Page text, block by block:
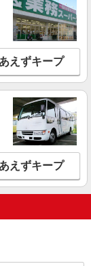
】
区豊玉南2-27-
を見る
病院 （東京都練
えずキープ
えずキープ